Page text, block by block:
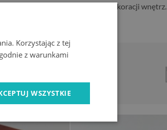
kolory są wręcz stworzone do dekoracji wnętrz.
Korzystając z tej
z warunkami
WSZYSTKIE